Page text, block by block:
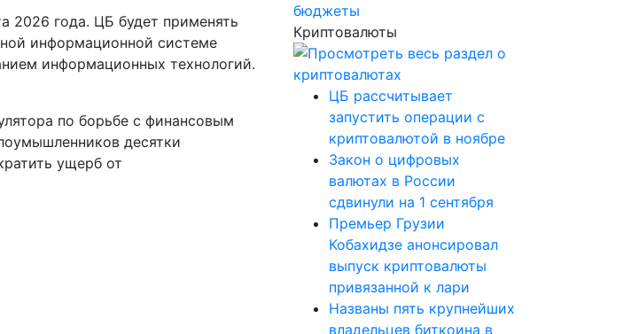
2026 года. ЦБ будет применять
информационной системе
информационных технологий.
по борьбе с финансовым
десятки
ущерб от
бюджеты
Криптовалюты
ЦБ рассчитывает
запустить операции с
криптовалютой в ноябре
Закон о цифровых
валютах в России
сдвинули на 1 сентября
Премьер Грузии
Кобахидзе анонсировал
выпуск криптовалюты
привязанной к лари
Названы пять крупнейших
владельцев биткоина в